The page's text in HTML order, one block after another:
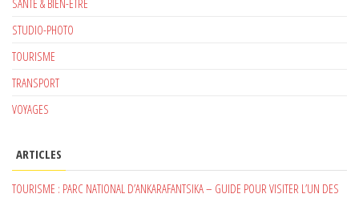
STUDIO-PHOTO
TOURISME
TRANSPORT
VOYAGES
ARTICLES
TOURISME : PARC NATIONAL D’ANKARAFANTSIKA – GUIDE POUR VISITER L’UN DES